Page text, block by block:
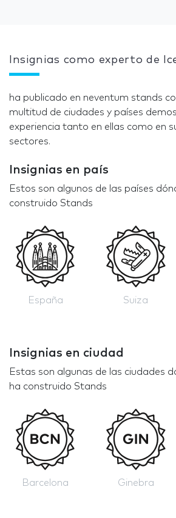
Insignias como experto de
ha publicado en neventum stands
multitud de ciudades y países
experiencia tanto en ellas como en
sectores.
Insignias en país
Estos son algunos de las países
construido Stands
España Suiza
Insignias en ciudad
Estas son algunas de las ciudades
ha construido Stands
Barcelona Ginebra